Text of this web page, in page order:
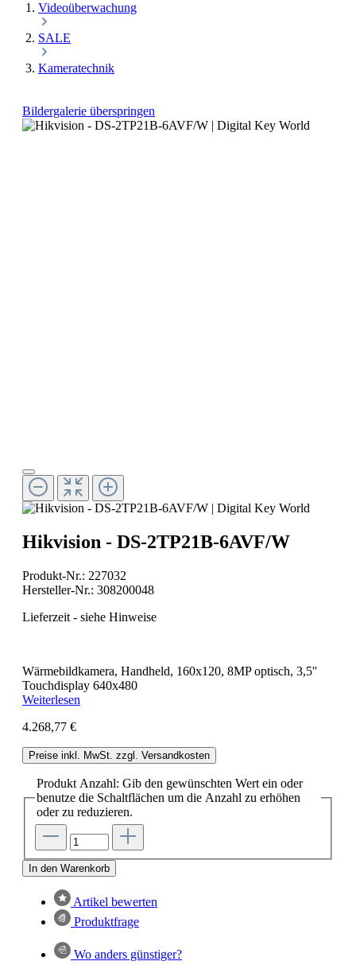
Videoüberwachung
SALE
Kameratechnik
Bildergalerie überspringen
Hikvision - DS-2TP21B-6AVF/W
Produkt-Nr.: 227032
Hersteller-Nr.: 308200048
Lieferzeit - siehe Hinweise
Wärmebildkamera, Handheld, 160x120, 8MP optisch, 3,5''
Touchdisplay 640x480
Weiterlesen
4.268,77 €
Preise inkl. MwSt. zzgl. Versandkosten
Produkt Anzahl: Gib den gewünschten Wert ein oder
benutze die Schaltflächen um die Anzahl zu erhöhen
oder zu reduzieren.
In den Warenkorb
Artikel bewerten
Produktfrage
Wo anders günstiger?